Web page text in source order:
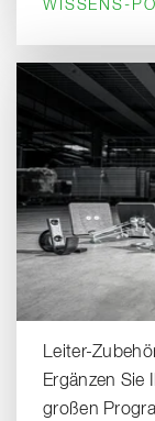
WISSENS-
Leiter-
Ergänzen Sie
großen